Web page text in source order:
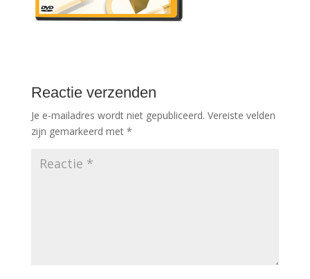
Reactie verzenden
Je e-mailadres wordt niet gepubliceerd. Vereiste velden
zijn gemarkeerd met *